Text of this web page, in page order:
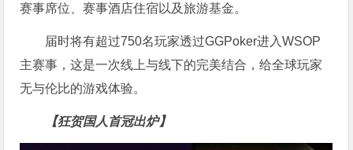
赛事席位、赛事酒店住宿以及旅游基金。
届时将有超过750名玩家透过GGPoker进入WSOP
主赛事，这是一次线上与线下的完美结合，给全球玩家
无与伦比的游戏体验。
【狂贺国人首冠出炉】